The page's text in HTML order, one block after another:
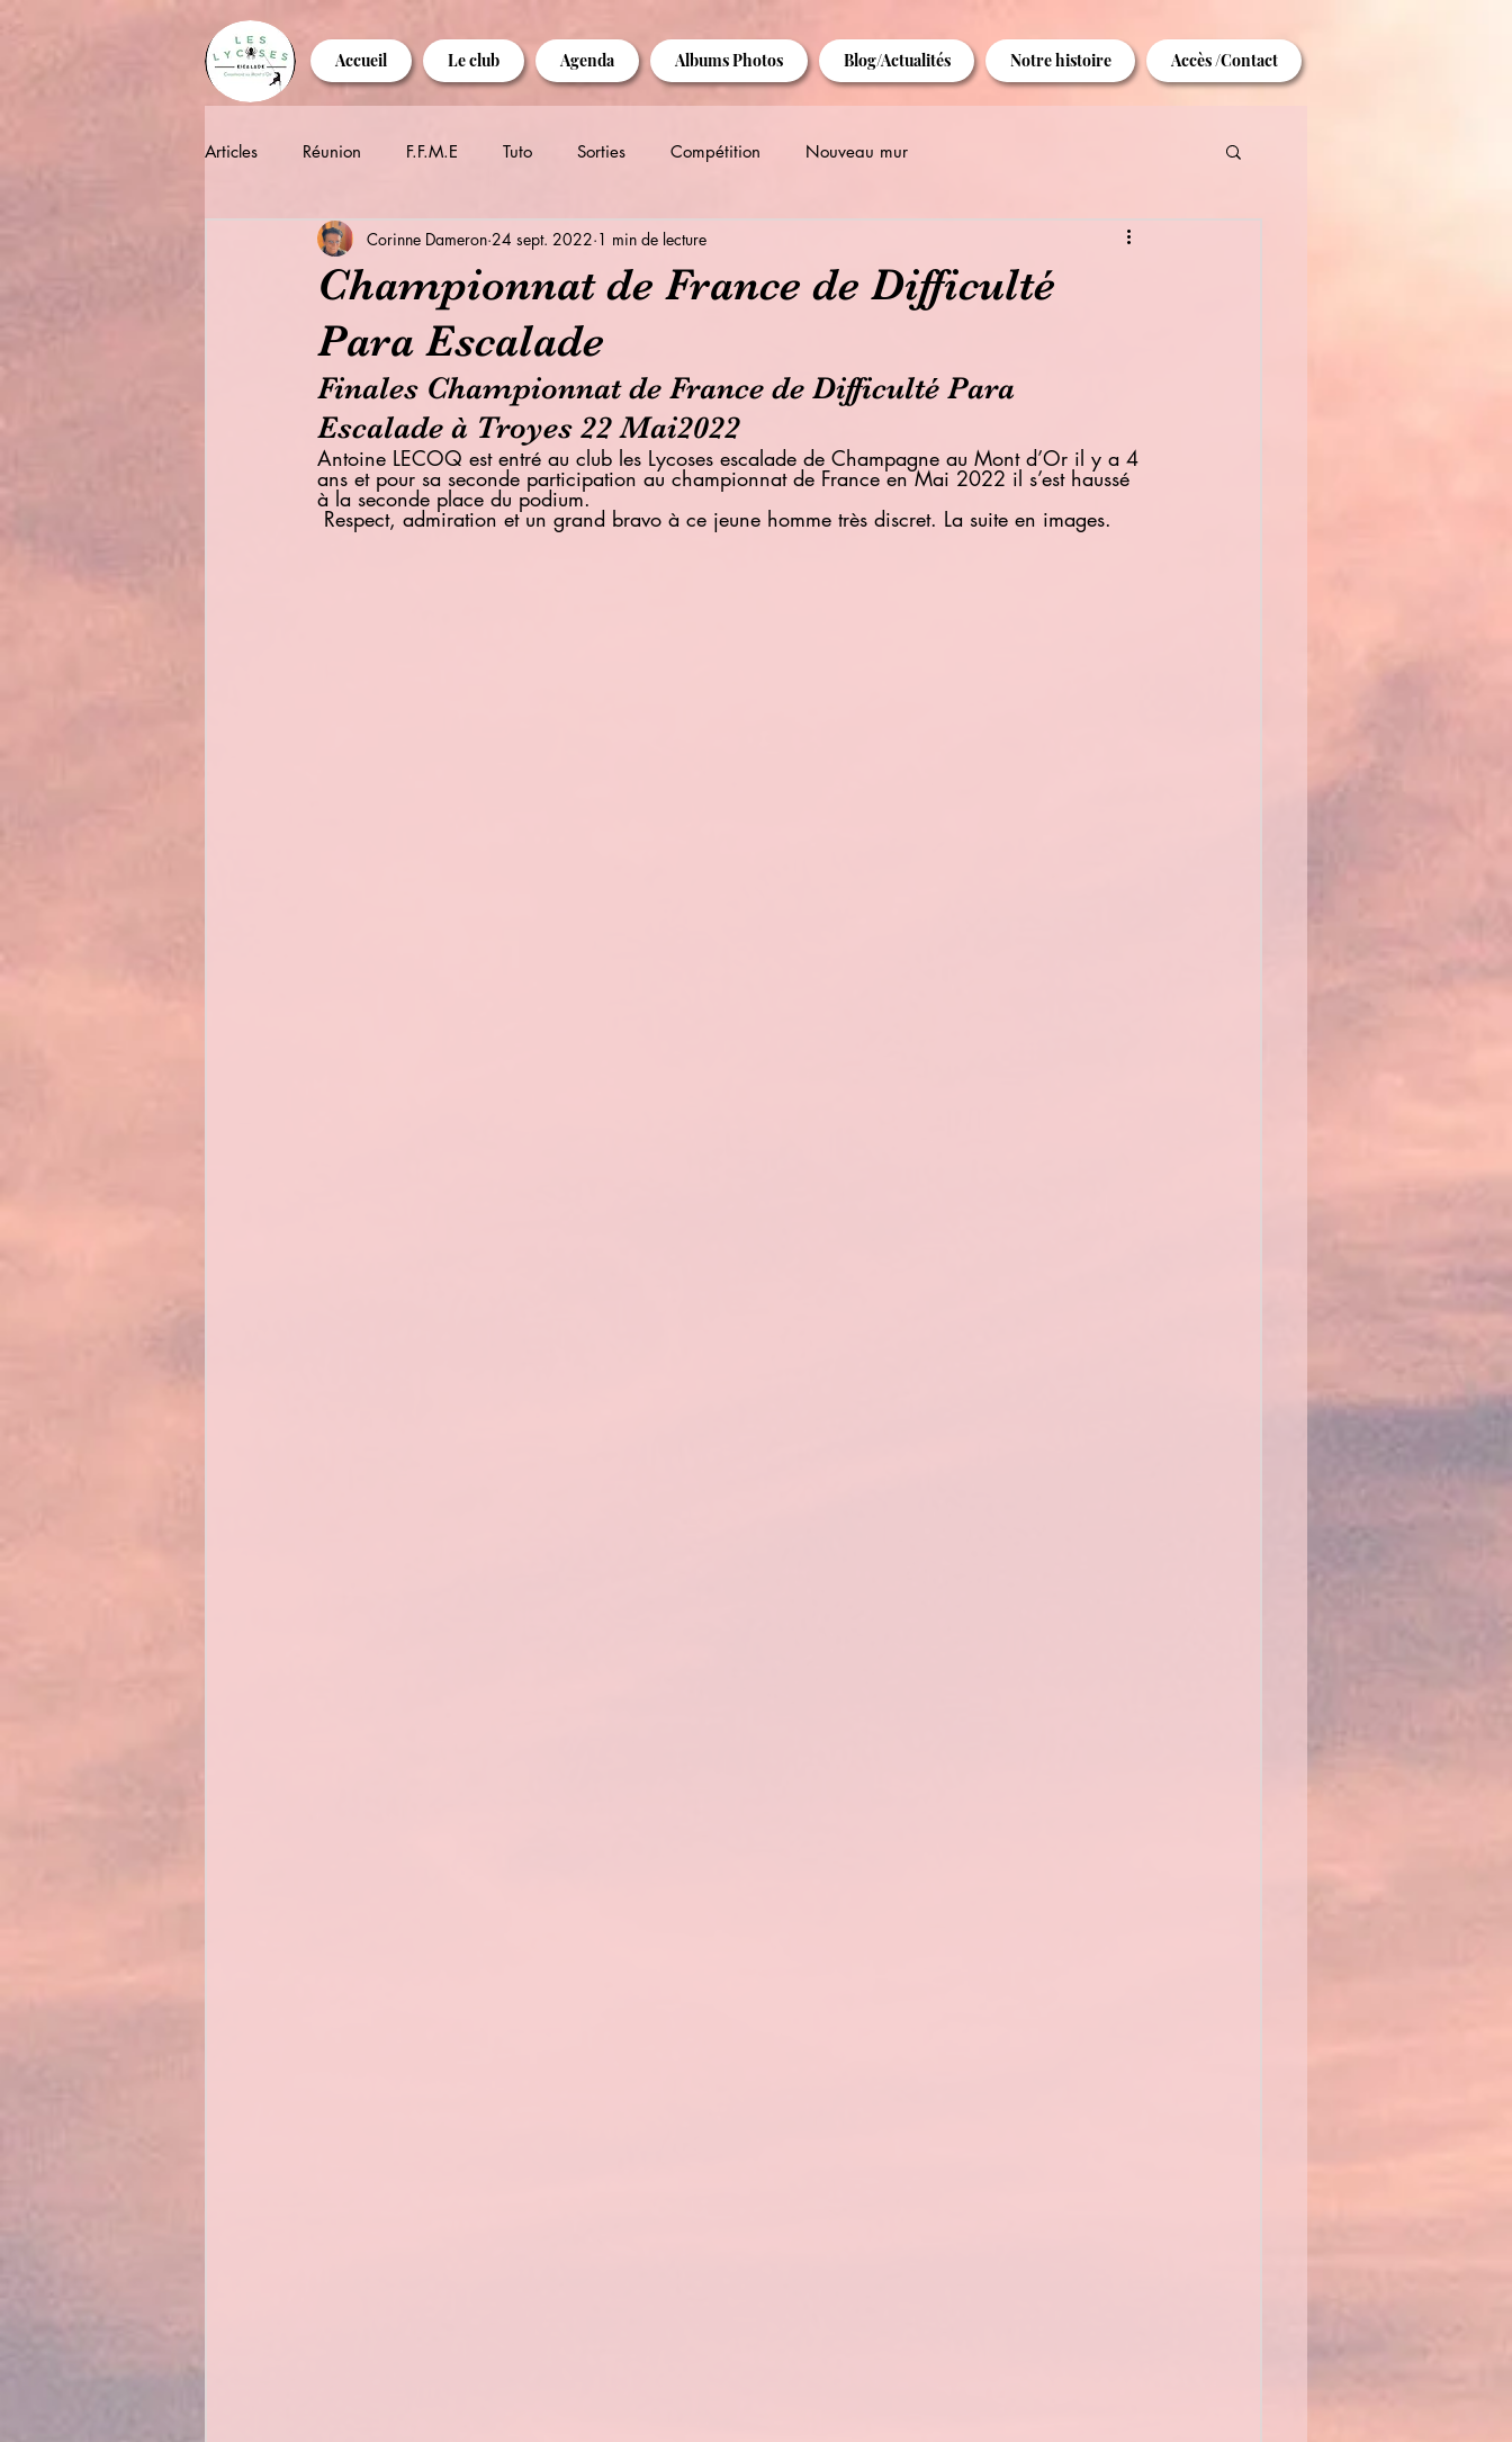
Accueil Le club Agenda Albums Photos Blog/Actualités Notre histoire Accès /Contact
Articles Réunion F.F.M.E Tuto Sorties Compétition Nouveau mur
Championnat de France de Difficulté
Para Escalade
Corinne Dameron 24 sept. 2022 1 min de lecture
Finales Championnat de France de Difficulté Para
Escalade à Troyes 22 Mai2022
Antoine LECOQ est entré au club les Lycoses escalade de Champagne au Mont d’Or il y a 4
ans et pour sa seconde participation au championnat de France en Mai 2022 il s’est haussé
à la seconde place du podium.
Respect, admiration et un grand bravo à ce jeune homme très discret. La suite en images.